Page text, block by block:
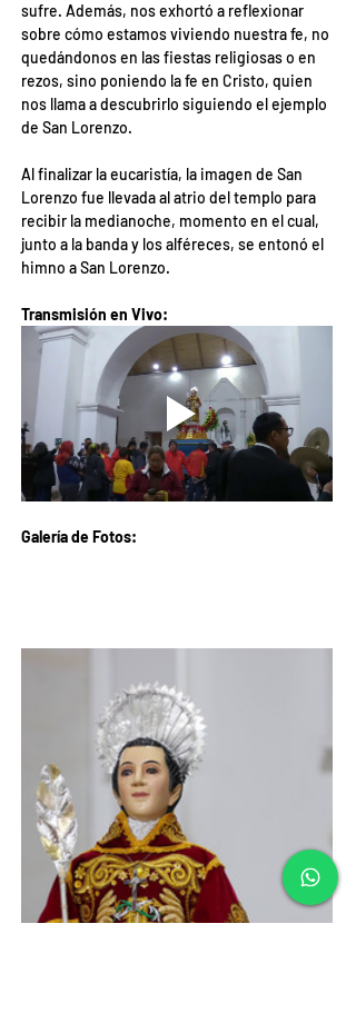
sufre. Además, nos exhortó a reflexionar
sobre cómo estamos viviendo nuestra fe, no
quedándonos en las fiestas religiosas o en
rezos, sino poniendo la fe en Cristo, quien
nos llama a descubrirlo siguiendo el ejemplo
de San Lorenzo.
Al finalizar la eucaristía, la imagen de San
Lorenzo fue llevada al atrio del templo para
recibir la medianoche, momento en el cual,
junto a la banda y los alféreces, se entonó el
himno a San Lorenzo.
Transmisión en Vivo:
Galería de Fotos: